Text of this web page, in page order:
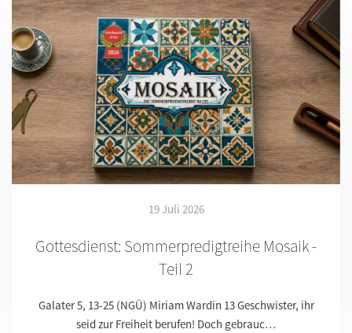
19 Juli 2026
Gottesdienst: Sommerpredigtreihe Mosaik -
Teil 2
Galater 5, 13-25 (NGÜ) Miriam Wardin 13 Geschwister, ihr
seid zur Freiheit berufen! Doch gebrauc…